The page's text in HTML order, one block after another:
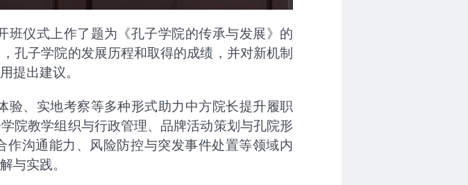
班仪式上作了题为《孔子学院的传承与发展》的
孔子学院的发展历程和取得的成绩，并对新机制
提出建议。
验、实地考察等多种形式助力中方院长提升履职
院教学组织与行政管理、品牌活动策划与孔院形
沟通能力、风险防控与突发事件处置等领域内
与实践。